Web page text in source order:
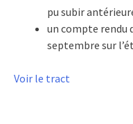
pu subir
un compte rendu
septembre sur
Voir le tract